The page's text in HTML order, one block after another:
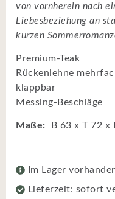
von vornherein nach
Liebesbeziehung an
kurzen
Premium-Teak
Rückenlehne
klappbar
Messing-Beschläge
Maße: B 63 x T 72 x
Im Lager
Lieferzeit: sofort